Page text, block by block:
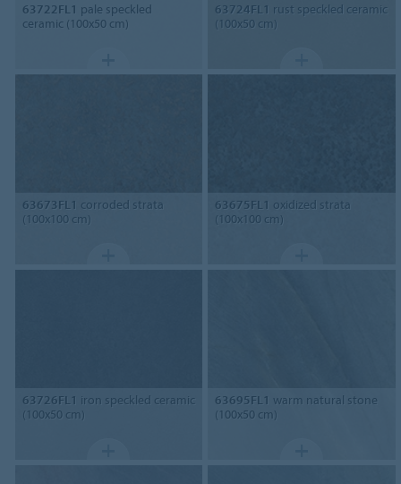
63722FL1 pale speckled
ceramic (100x50 cm)
63724FL1 rust speckled ceramic
(100x50 cm)
63673FL1 corroded strata
(100x100 cm)
63675FL1 oxidized strata
(100x100 cm)
63726FL1 iron speckled ceramic
(100x50 cm)
63695FL1 warm natural stone
(100x50 cm)